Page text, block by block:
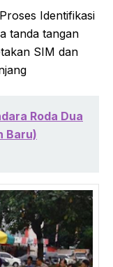
Identifikasi
tanda tangan
SIM dan
Roda Dua
Baru)